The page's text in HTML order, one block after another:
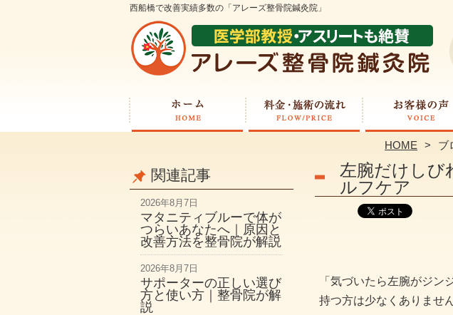
西船橋で改善実績多数の「アレーズ整骨院鍼灸院」
HOME ブ
関連記事
2026年8月7日
マタニティブルーで体が
つらいあなたへ｜原因と
改善方法を整骨院が解説
2026年8月7日
サポーターの正しい選び
方と使い方｜整骨院が解
説
左腕だけしび
ルフケア
「気づいたら左腕がジ
持つ方は少なくありません